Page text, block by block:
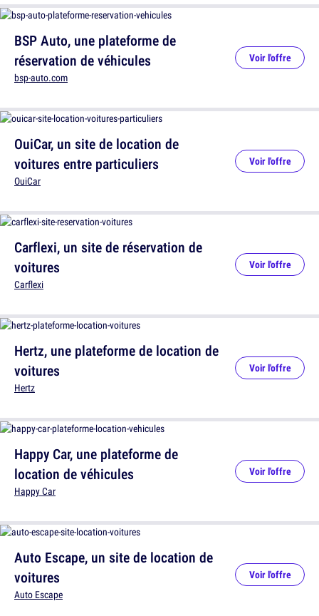
OuiCar, un site de location de
voitures entre particuliers
OuiCar
Voir l'offre
Hertz, une plateforme de location de
voitures
Hertz
Voir l'offre
Auto Escape, un site de location de
voitures
Auto Escape
Voir l'offre
BSP Auto, une plateforme de
réservation de véhicules
bsp-auto.com
Voir l'offre
Carflexi, un site de réservation de
voitures
Carflexi
Voir l'offre
Happy Car, une plateforme de
location de véhicules
Happy Car
Voir l'offre